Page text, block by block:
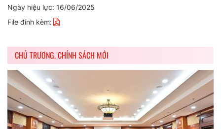
Ngày hiệu lực: 16/06/2025
File đính kèm:
CHỦ TRƯƠNG, CHÍNH SÁCH MỚI